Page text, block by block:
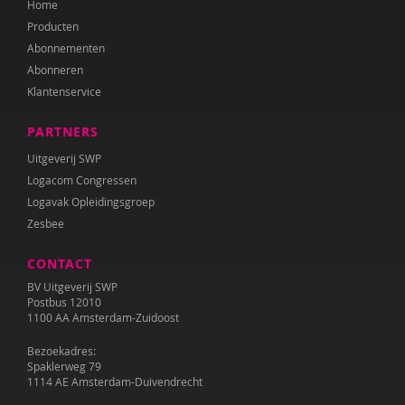
Juul Klarenbeek
Katrien van Laere
Lien Van Laere
Irma Land
Leontien Noorlander
Mandy Pijl
Elke van Riel
Ellen Rutgeerts
Pauline Slot
Home
Producten
Abonnementen
Abonneren
Klantenservice
PARTNERS
Uitgeverij SWP
Logacom Congressen
Logavak Opleidingsgroep
Zesbee
CONTACT
BV Uitgeverij SWP
Postbus 12010
1100 AA Amsterdam-Zuidoost
Bezoekadres:
Spaklerweg 79
1114 AE Amsterdam-Duivendrecht